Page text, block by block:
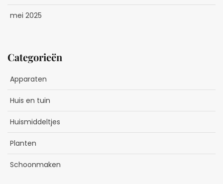
mei 2025
Categorieën
Apparaten
Huis en tuin
Huismiddeltjes
Planten
Schoonmaken